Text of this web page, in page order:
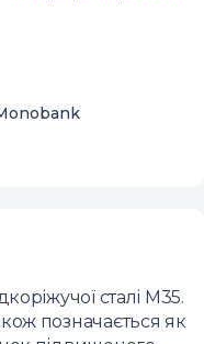
сталі M35.
позначається як